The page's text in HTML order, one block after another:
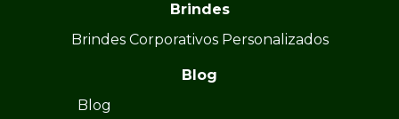
Brindes
Brindes Corporativos Personalizados
Blog
Blog